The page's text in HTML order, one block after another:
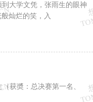
大学文凭，张雨生的眼神
灿烂的笑，入
获奬：总决赛第一名、